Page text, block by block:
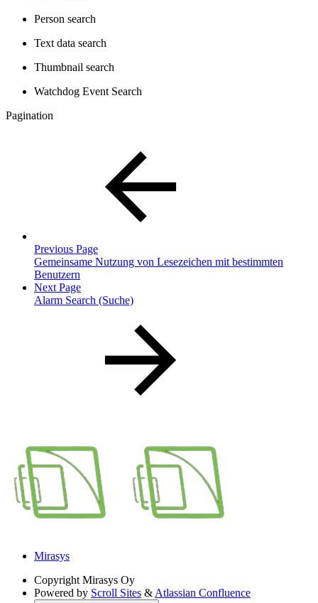
Person search
Text data search
Thumbnail search
Watchdog Event Search
Pagination
Previous Page
Gemeinsame Nutzung von Lesezeichen mit bestimmten
Benutzern
Next Page
Alarm Search (Suche)
Mirasys
Copyright Mirasys Oy
Powered by Scroll Sites & Atlassian Confluence